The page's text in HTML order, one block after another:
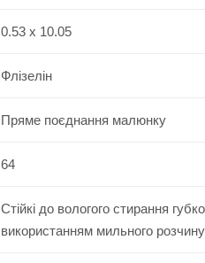
0.53 x 10.05
Флізелін
Пряме поєднання малюнку
64
Стійкі до вологого стирання
використанням мильного